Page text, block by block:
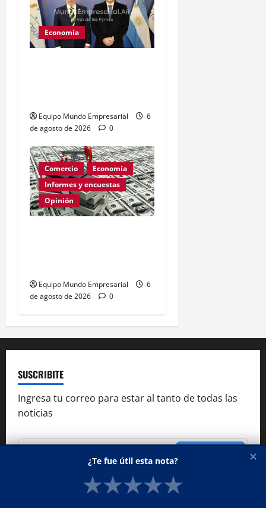
Economía
Equipo Mundo Empresarial
6
de agosto de 2026
0
Comercio
Economía
Informes y encuestas
Opinión
Equipo Mundo Empresarial
6
de agosto de 2026
0
SUSCRIBITE
Ingresa tu correo para estar al tanto de todas las
noticias
✕
¿Te fue útil esta nota?
★★★★★